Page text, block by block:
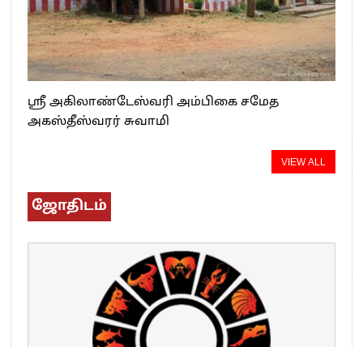
ஸ்ரீ அகிலாண்டேஸ்வரி அம்பிகை சமேத
அகஸ்தீஸ்வரர் சுவாமி
VIEW ALL
ஜோதிடம்